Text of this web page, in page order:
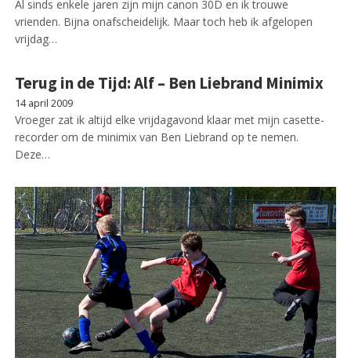
Al sinds enkele jaren zijn mijn canon 30D en ik trouwe
vrienden. Bijna onafscheidelijk. Maar toch heb ik afgelopen
vrijdag…
Terug in de Tijd: Alf – Ben Liebrand Minimix
14 april 2009
Vroeger zat ik altijd elke vrijdagavond klaar met mijn casette-
recorder om de minimix van Ben Liebrand op te nemen.
Deze…